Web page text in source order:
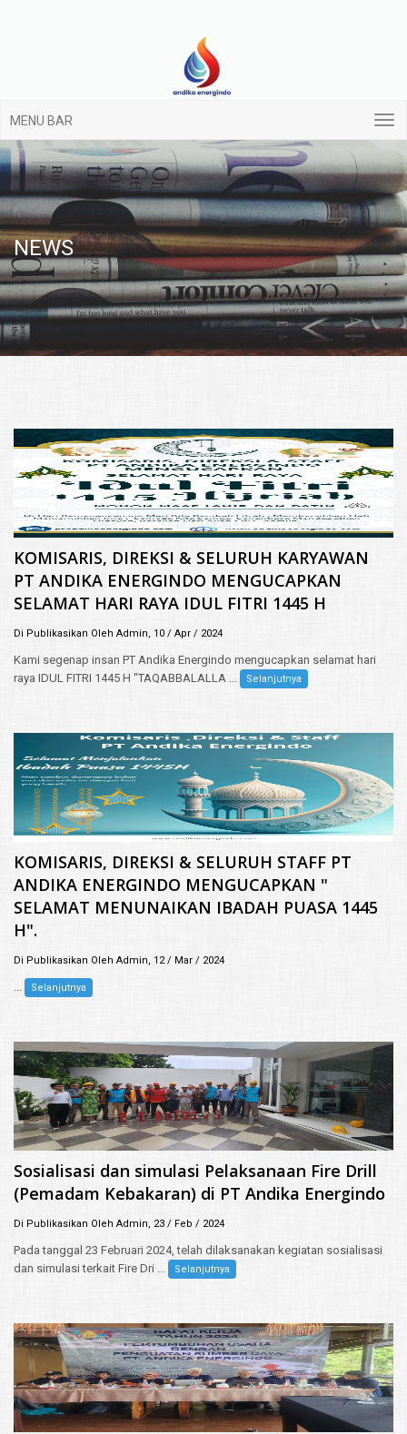
MENU BAR
NEWS
KOMISARIS, DIREKSI & SELURUH KARYAWAN
PT ANDIKA ENERGINDO MENGUCAPKAN
SELAMAT HARI RAYA IDUL FITRI 1445 H
Di Publikasikan Oleh Admin, 10 / Apr / 2024
Kami segenap insan PT Andika Energindo mengucapkan selamat hari
raya IDUL FITRI 1445 H "TAQABBALALLA ...
Selanjutnya
KOMISARIS, DIREKSI & SELURUH STAFF PT
ANDIKA ENERGINDO MENGUCAPKAN "
SELAMAT MENUNAIKAN IBADAH PUASA 1445
H".
Di Publikasikan Oleh Admin, 12 / Mar / 2024
... Selanjutnya
Sosialisasi dan simulasi Pelaksanaan Fire Drill
(Pemadam Kebakaran) di PT Andika Energindo
Di Publikasikan Oleh Admin, 23 / Feb / 2024
Pada tanggal 23 Februari 2024, telah dilaksanakan kegiatan sosialisasi
dan simulasi terkait Fire Dri ...
Selanjutnya